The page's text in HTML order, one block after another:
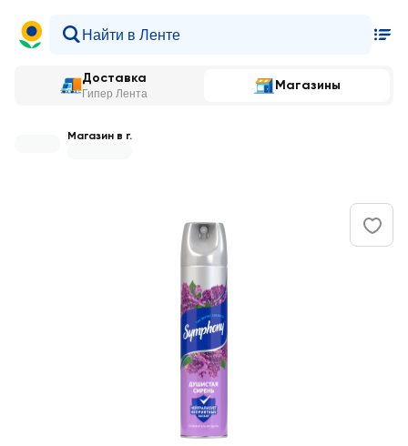
Доставка
Гипер Лента
Магазины
Магазин в г.